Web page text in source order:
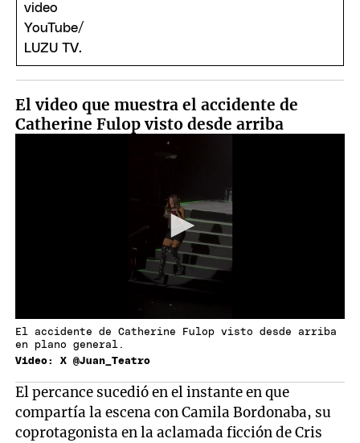
El video que muestra el accidente de
Catherine Fulop visto desde arriba
El accidente de Catherine Fulop visto desde arriba
en plano general.
Video: X @Juan_Teatro
El percance sucedió en el instante en que
compartía la escena con Camila Bordonaba, su
coprotagonista en la aclamada ficción de Cris